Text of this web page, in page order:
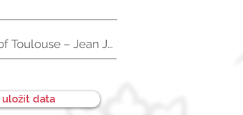
uložit data